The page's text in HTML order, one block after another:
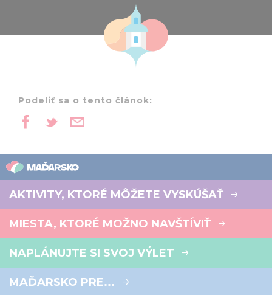
Podeliť sa o tento článok:
AKTIVITY, KTORÉ MÔŽETE VYSKÚŠAŤ
MIESTA, KTORÉ MOŽNO NAVŠTÍVIŤ
NAPLÁNUJTE SI SVOJ VÝLET
MAĎARSKO PRE...